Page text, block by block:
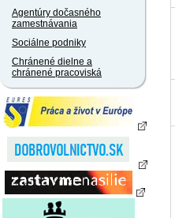
Agentúry dočasného
zamestnávania
Sociálne podniky
Chránené dielne a
chránené pracoviská